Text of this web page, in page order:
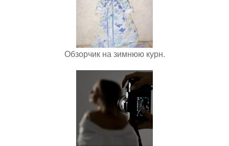
Обзорчик на зимнюю курн.